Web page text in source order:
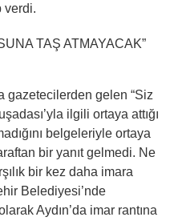
verdi.
TAŞ ATMAYACAK”
gazetecilerden gelen “Siz
ilgili ortaya attığı
belgeleriyle ortaya
bir yanıt gelmedi. Ne
bir kez daha imara
Belediyesi’nde
Aydın’da imar rantına